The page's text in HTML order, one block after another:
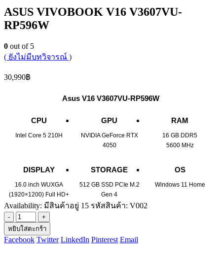
ASUS VIVOBOOK V16 V3607VU-
RP596W
0 out of 5
( ยังไม่มีบทวิจารณ์ )
30,990฿
Asus V16 V3607VU-RP596W
CPU
Intel Core 5 210H
GPU
NVIDIA GeForce RTX
4050
RAM
16 GB DDR5
5600 MHz
DISPLAY
16.0 inch WUXGA
(1920×1200) Full HD+
STORAGE
512 GB SSD PCIe M.2
Gen 4
OS
Windows 11 Home
Availability: มีสินค้าอยู่ 15 รหัสสินค้า: V002
-
+
หยิบใส่ตะกร้า
Facebook Twitter LinkedIn Pinterest Email